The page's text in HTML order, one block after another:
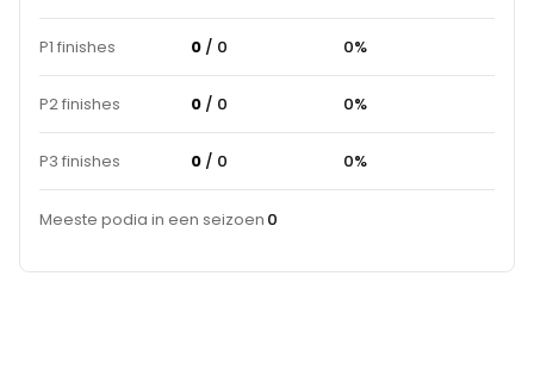
P1 finishes 0 / 0 0%
P2 finishes 0 / 0 0%
P3 finishes 0 / 0 0%
Meeste podia in een seizoen 0